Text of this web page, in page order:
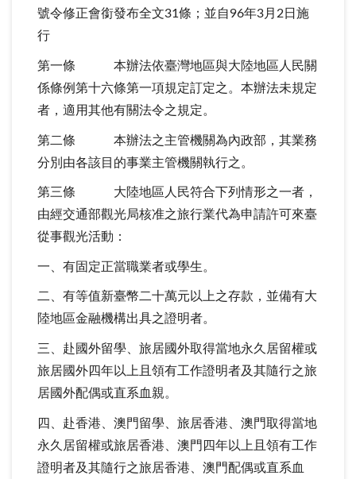
號令修正會銜發布全文31條；並自96年3月2日施
行
第一條 本辦法依臺灣地區與大陸地區人民關
係條例第十六條第一項規定訂定之。本辦法未規定
者，適用其他有關法令之規定。
第二條 本辦法之主管機關為內政部，其業務
分別由各該目的事業主管機關執行之。
第三條 大陸地區人民符合下列情形之一者，
由經交通部觀光局核准之旅行業代為申請許可來臺
從事觀光活動：
一、有固定正當職業者或學生。
二、有等值新臺幣二十萬元以上之存款，並備有大
陸地區金融機構出具之證明者。
三、赴國外留學、旅居國外取得當地永久居留權或
旅居國外四年以上且領有工作證明者及其隨行之旅
居國外配偶或直系血親。
四、赴香港、澳門留學、旅居香港、澳門取得當地
永久居留權或旅居香港、澳門四年以上且領有工作
證明者及其隨行之旅居香港、澳門配偶或直系血